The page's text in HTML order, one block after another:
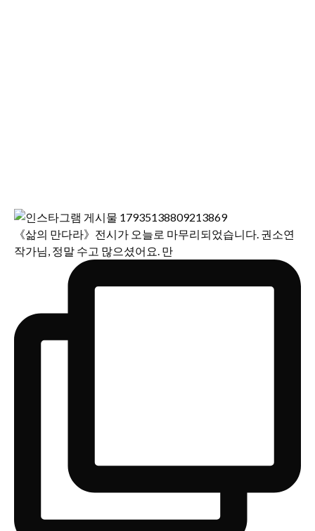
《삶의 만다라》전시가 오늘로 마무리되었습니다. 권소연
작가님, 정말 수고 많으셨어요. 만